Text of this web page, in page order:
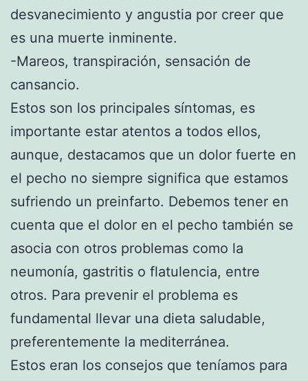
desvanecimiento y angustia por creer que
es una muerte inminente.
-Mareos, transpiración, sensación de
cansancio.
Estos son los principales síntomas, es
importante estar atentos a todos ellos,
aunque, destacamos que un dolor fuerte en
el pecho no siempre significa que estamos
sufriendo un preinfarto. Debemos tener en
cuenta que el dolor en el pecho también se
asocia con otros problemas como la
neumonía, gastritis o flatulencia, entre
otros. Para prevenir el problema es
fundamental llevar una dieta saludable,
preferentemente la mediterránea.
Estos eran los consejos que teníamos para